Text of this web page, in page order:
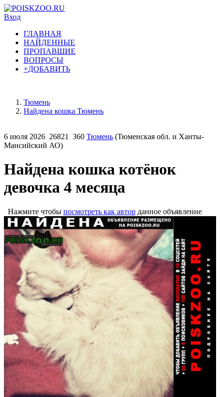
Вход
ГЛАВНАЯ
НАЙДЕННЫЕ
ПРОПАВШИЕ
ВОПРОСЫ
+ДОБАВИТЬ
Тюмень
Найдена кошка Тюмень
6 июля 2026 26821 360 Тюмень (Тюменская обл. и Ханты-
Мансийский АО)
Найдена кошка котёнок
девочка 4 месяца
Нажмите чтобы посмотреть как автор данное объявление